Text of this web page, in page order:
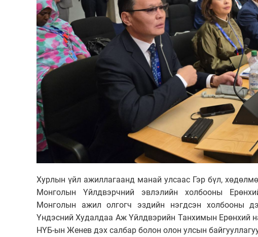
Хурлын үйл ажиллагаанд манай улсаас Гэр бүл,
Монголын Үйлдвэрчний эвлэлийн холбооны
Монголын ажил олгогч эздийн нэгдсэн холбооны
Үндэсний Худалдаа Аж Үйлдвэрийн Танхимын Ерөнхий
НҮБ-ын Женев дэх салбар болон олон улсын